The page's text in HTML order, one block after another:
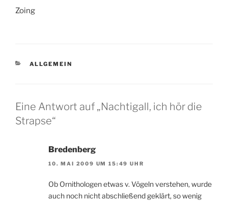
Zoing
KATEGORIEN
ALLGEMEIN
Eine Antwort auf „Nachtigall, ich hör die
Strapse“
Bredenberg
10. MAI 2009 UM 15:49 UHR
Ob Ornithologen etwas v. Vögeln verstehen, wurde
auch noch nicht abschließend geklärt, so wenig